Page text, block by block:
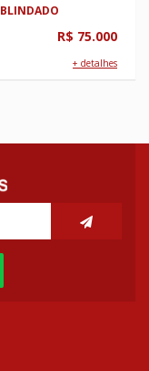
BLINDADO
R$ 75.000
+ detalhes